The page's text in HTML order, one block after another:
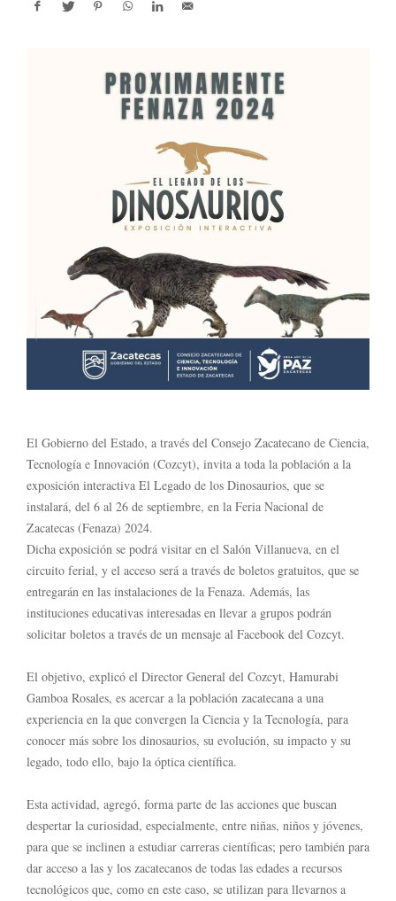
El Gobierno del Estado, a través del Consejo Zacatecano de Ciencia,
Tecnología e Innovación (Cozcyt), invita a toda la población a la
exposición interactiva El Legado de los Dinosaurios, que se
instalará, del 6 al 26 de septiembre, en la Feria Nacional de
Zacatecas (Fenaza) 2024.
Dicha exposición se podrá visitar en el Salón Villanueva, en el
circuito ferial, y el acceso será a través de boletos gratuitos, que se
entregarán en las instalaciones de la Fenaza. Además, las
instituciones educativas interesadas en llevar a grupos podrán
solicitar boletos a través de un mensaje al Facebook del Cozcyt.
El objetivo, explicó el Director General del Cozcyt, Hamurabi
Gamboa Rosales, es acercar a la población zacatecana a una
experiencia en la que convergen la Ciencia y la Tecnología, para
conocer más sobre los dinosaurios, su evolución, su impacto y su
legado, todo ello, bajo la óptica científica.
Esta actividad, agregó, forma parte de las acciones que buscan
despertar la curiosidad, especialmente, entre niñas, niños y jóvenes,
para que se inclinen a estudiar carreras científicas; pero también para
dar acceso a las y los zacatecanos de todas las edades a recursos
tecnológicos que, como en este caso, se utilizan para llevarnos a